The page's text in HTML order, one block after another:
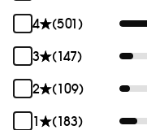
4
(501)
3
(147)
2
(109)
1
(183)